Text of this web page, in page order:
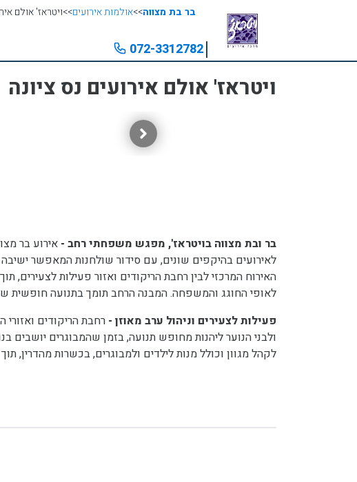
בר בת מצווה>>אולמות אירועים>>ויטראז' אולם
072-3312782
ויטראז' אולם אירועים נס ציונה
בר ובת מצווה בויטראז', מפגש משפחתי רחב - אירוע בר
לאירועים בהיקפים שונים, עם סידור שולחנות המאפשר
האירוח המרכזי לבין רחבת הריקודים ואזור פעילות
לאופי החוגג והמשפחה. המבנה הרחב תומך בתנועה חופשית
פעילות לצעירים וניהול ערב מאוזן -
ולבני הנוער ליהנות מחופש תנועה, בזמן שהמבוגרים
לקהל מגוון וכולל מנות לילדים ולמבוגרים, בכשרות מהדרין,